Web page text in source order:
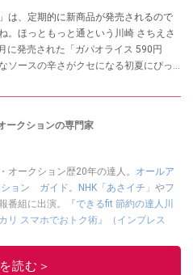
は、定期的に新商品が発売されるので
。ほっともっと通という川崎 さちえさ
に発売された「ガパオライス 590円
ソースの辛さがクセになる初夏にぴっ
ークションの専門家
オークション歴20年の達人。 オールア
ション ガイド。 NHK「あさイチ」 やフ
番組に出演。
『できるfit 節約の達人川
リ スマホでおトク術』（インプレス
読む＞